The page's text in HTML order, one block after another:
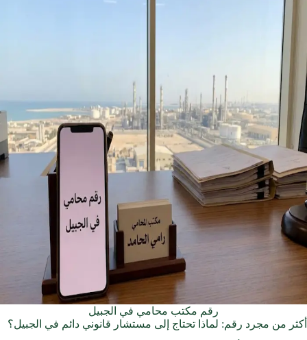
رقم مكتب محامي في الجبيل
أكثر من مجرد رقم: لماذا تحتاج إلى مستشار قانوني دائم في الجبيل؟